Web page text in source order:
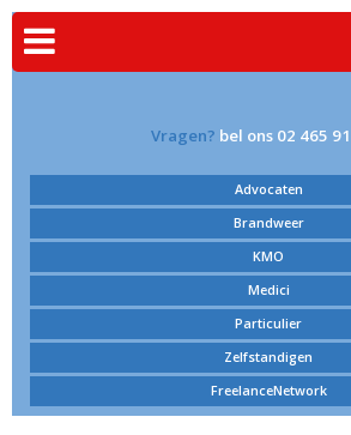
Vragen? bel ons 02 465
Advocaten
Brandweer
KMO
Medici
Particulier
Zelfstandigen
FreelanceNetwork